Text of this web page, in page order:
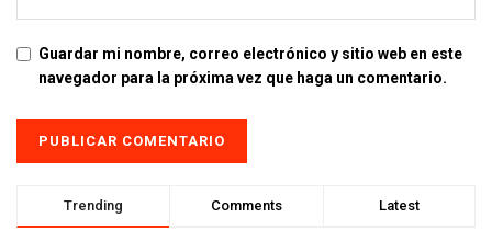
Guardar mi nombre, correo electrónico y sitio web en este
navegador para la próxima vez que haga un comentario.
Trending Comments Latest